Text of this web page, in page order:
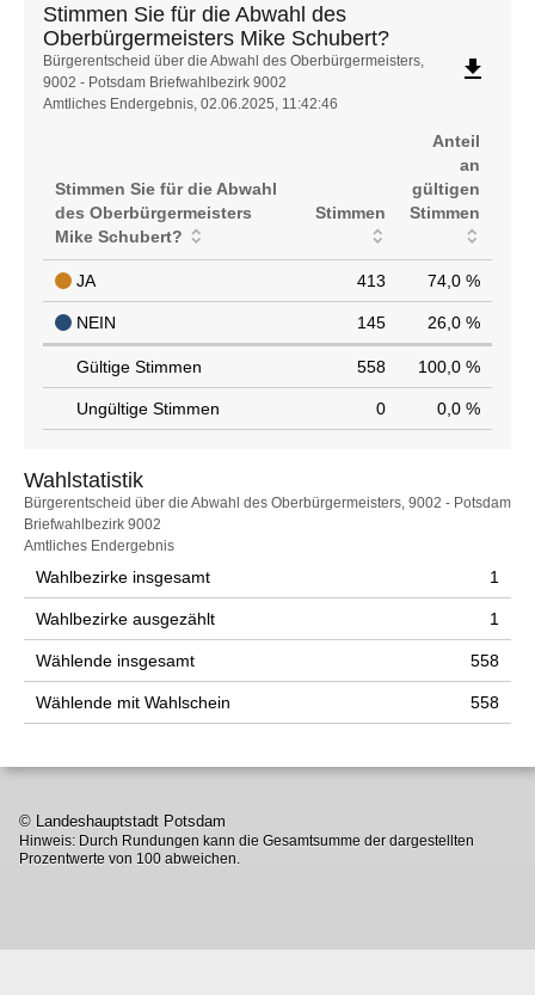
Stimmen Sie für die Abwahl des
Oberbürgermeisters Mike Schubert?
Stimmen
Sie
für
des
Oberbürgermeisters
Mike
Bürgerentscheid über die Abwahl des Oberbürgermeisters,
9002 - Potsdam Briefwahlbezirk 9002
Amtliches Endergebnis, 02.06.2025, 11:42:46
file_download
Stimmen Sie für die Abwahl
des Oberbürgermeisters
Mike Schubert?
Stimmen
Anteil
an
gültigen
Stimmen
JA 413 74,0 %
NEIN 145 26,0 %
Gültige Stimmen 558 100,0 %
Ungültige Stimmen 0 0,0 %
Wahlstatistik
Wahlstatistik
Bürgerentscheid über die Abwahl des Oberbürgermeisters, 9002 - Potsdam
Briefwahlbezirk 9002
Amtliches Endergebnis
Wahlbezirke insgesamt 1
Wahlbezirke ausgezählt 1
Wählende insgesamt 558
Wählende mit Wahlschein 558
© Landeshauptstadt Potsdam
Hinweis: Durch Rundungen kann die Gesamtsumme der dargestellten
Prozentwerte von 100 abweichen.